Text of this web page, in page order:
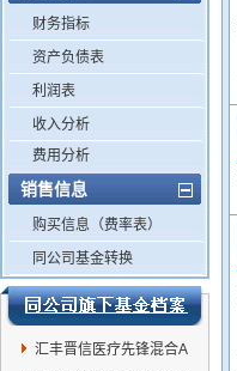
财务指标
资产负债表
利润表
收入分析
费用分析
销售信息
购买信息（费率表）
同公司基金转换
汇丰晋信医疗先锋混合A